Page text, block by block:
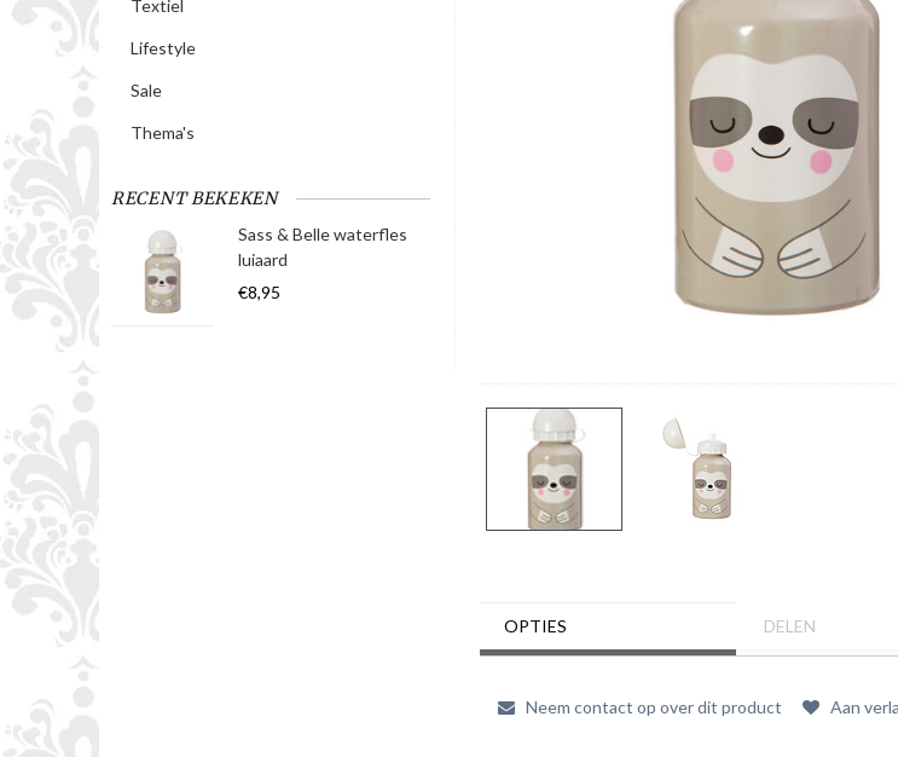
Textiel
Lifestyle
Sale
Thema's
RECENT BEKEKEN
Sass & Belle waterfles
luiaard
€8,95
OPTIES DELEN
Neem contact op over dit product Aan